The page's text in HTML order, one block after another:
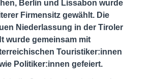
Berlin und Lissabon wurde
Firmensitz gewählt. Die
Niederlassung in der Tiroler
wurde gemeinsam mit
Touristiker:innen
Politiker:innen gefeiert.